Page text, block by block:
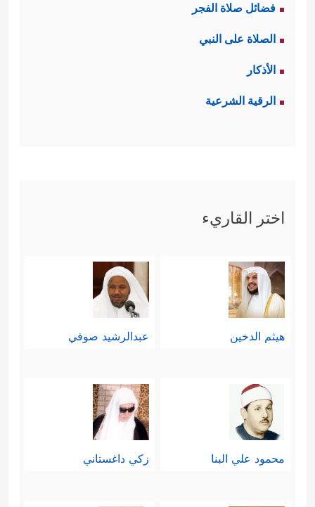
فضائل صلاة الفجر
الصلاة على النبي
الأذكار
الرقية الشرعية
اختر القاريء
هيثم الدخين عبدالرشيد صوفي
محمود علي البنا زكي داغستاني